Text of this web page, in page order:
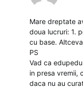
Mare dreptate
doua lucruri: 1.
cu base.
PS
Vad ca
in presa vremii,
daca nu au